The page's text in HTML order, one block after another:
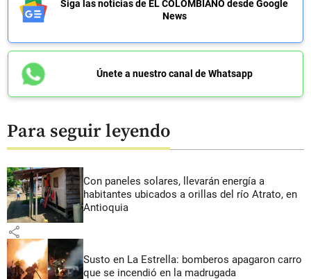
Siga las noticias de EL COLOMBIANO desde Google
News
Únete a nuestro canal de Whatsapp
Para seguir leyendo
Con paneles solares, llevarán energía a
habitantes ubicados a orillas del río Atrato, en
Antioquia
share
Susto en La Estrella: bomberos apagaron carro
que se incendió en la madrugada